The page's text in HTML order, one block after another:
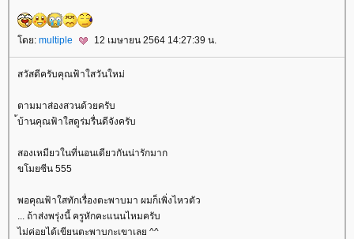
ดย: multiple 12 เมษายน 2564 14:27:39 น.
สวัสดีครับคุณฟ้าใสวันใหม่
ตามมาส่องสวนด้วยครับ
้บ้านคุณฟ้าใสดูร่มรื่นดีจังครับ
สองเหมียวในที่นอนเดียวกันน่ารักมาก
ขโมยซีน 555
พอคุณฟ้าใสทักเรื่องตะพาบมา ผมก็เพิ่งไหวตัว
... ถ้าส่งพรุ่งนี้ ครูหักคะแนนไหมครับ
ไม่ค่อยได้เขียนตะพาบกะเขาเลย ^^